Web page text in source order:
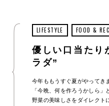
LIFESTYLE FOOD &
優しい口当たり
ラダ”
今年ももうすぐ夏がやってき
「今晩、何を作ろうかしら」
野菜の美味しさをダイレクト